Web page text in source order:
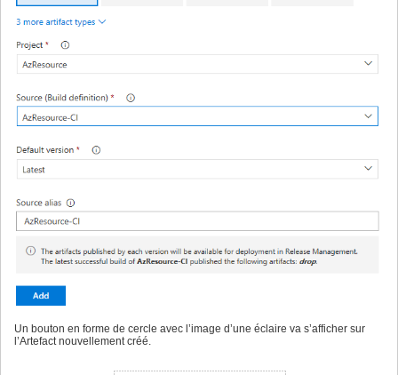
Un bouton en forme de cercle avec l’image d’une éclaire va s’afficher sur
l’Artefact nouvellement créé.